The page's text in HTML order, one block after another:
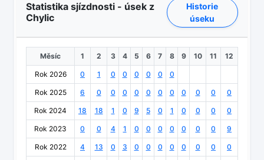
Statistika sjízdnosti - úsek z
Chylic
Historie
úseku
Měsíc 1 2 3 4 5 6 7 8 9 10 11 12
Rok 2026 0 1 0 0 0 0 0 0
Rok 2025 6 0 0 0 0 0 0 0 0 0 0 0
Rok 2024 18 18 1 0 9 5 0 1 0 0 0 0
Rok 2023 0 0 4 1 0 0 0 0 0 0 0 9
Rok 2022 4 13 0 3 0 0 0 0 0 0 0 0